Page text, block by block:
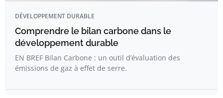
DÉVELOPPEMENT DURABLE
Comprendre le bilan carbone dans le
développement durable
EN BREF Bilan Carbone : un outil d’évaluation des
émissions de gaz à effet de serre.